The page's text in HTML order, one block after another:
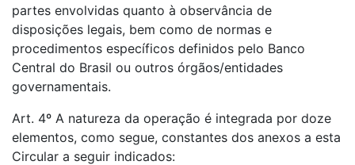
partes envolvidas quanto à observância de
disposições legais, bem como de normas e
procedimentos específicos definidos pelo Banco
Central do Brasil ou outros órgãos/entidades
governamentais.
Art. 4º A natureza da operação é integrada por doze
elementos, como segue, constantes dos anexos a esta
Circular a seguir indicados: